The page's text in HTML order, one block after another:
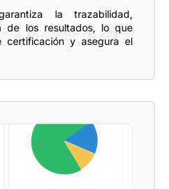
la trazabilidad,
de los resultados, lo que
certificación y asegura el